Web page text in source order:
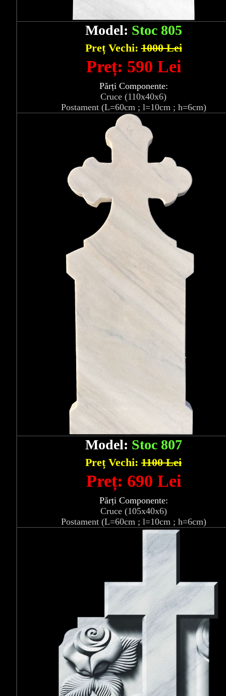
Model: Stoc 805
Preț Vechi:1000 Lei
Preț: 590 Lei
Părți Componente:
Cruce (110x40x6)
Postament (L=60cm ; l=10cm ; h=6cm)
Model: Stoc 807
Preț Vechi: 1100 Lei
Preț: 690 Lei
Părți Componente:
Cruce (105x40x6)
Postament (L=60cm ; l=10cm ; h=6cm)